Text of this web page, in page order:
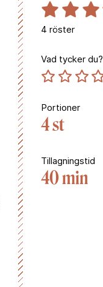
4 röster
Vad tycker du?
Portioner
4 st
Tillagningstid
40 min